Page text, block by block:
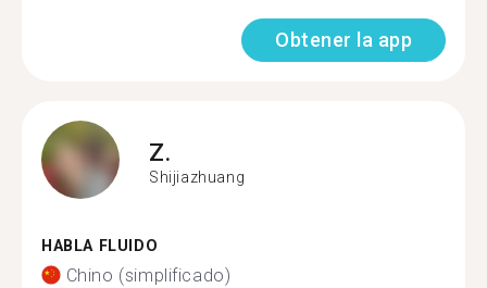
Obtener la app
Z.
Shijiazhuang
HABLA FLUIDO
Chino (simplificado)